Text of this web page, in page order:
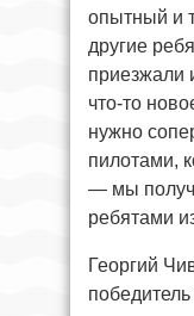
опытный и
другие
приезжали
что-то
нужно
пилотами,
— мы
ребятами
Георгий
победитель